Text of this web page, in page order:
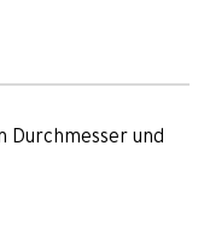
Durchmesser und